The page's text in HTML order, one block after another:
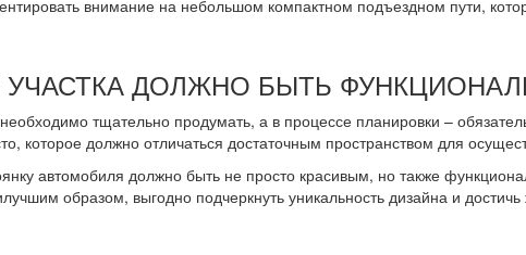
внимание на небольшом компактном подъездном пути,
УЧАСТКА ДОЛЖНО БЫТЬ
тщательно продумать, а в процессе планировки –
которое должно отличаться достаточным пространством для
автомобиля должно быть не просто красивым, но также
образом, выгодно подчеркнуть уникальность дизайна и